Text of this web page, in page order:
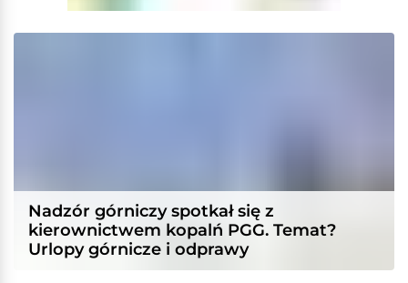
Nadzór górniczy spotkał się z
kierownictwem kopalń PGG. Temat?
Urlopy górnicze i odprawy